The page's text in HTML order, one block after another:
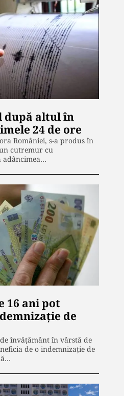
după altul în
24 de ore
României, s-a produs în
cutremur cu
adâncimea…
16 ani pot
de
învăţământ în vârstă de
de o indemnizaţie de